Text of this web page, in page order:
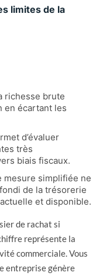
richesse brute
en écartant les
d’évaluer
très
biais fiscaux.
mesure simplifiée ne
de la trésorerie
et disponible.
de rachat si
représente la
commerciale. Vous
entreprise génère
limites de la